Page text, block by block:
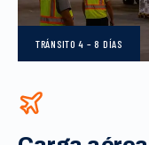
TRÁNSITO4 – 8 DÍAS